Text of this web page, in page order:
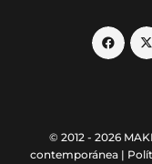
© 2012 - 2026
contemporánea |